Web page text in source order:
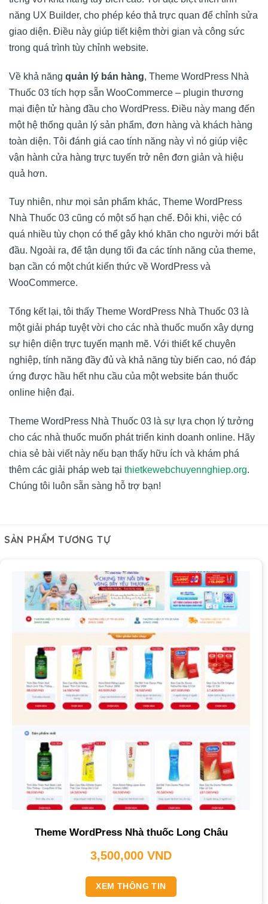
năng UX Builder, cho phép kéo thả trực quan để chỉnh sửa
giao diện. Điều này giúp tiết kiệm thời gian và công sức
trong quá trình tùy chỉnh website.
Về khả năng quản lý bán hàng, Theme WordPress Nhà
Thuốc 03 tích hợp sẵn WooCommerce – plugin thương
mại điện tử hàng đầu cho WordPress. Điều này mang đến
một hệ thống quản lý sản phẩm, đơn hàng và khách hàng
toàn diện. Tôi đánh giá cao tính năng này vì nó giúp việc
vận hành cửa hàng trực tuyến trở nên đơn giản và hiệu
quả hơn.
Tuy nhiên, như mọi sản phẩm khác, Theme WordPress
Nhà Thuốc 03 cũng có một số hạn chế. Đôi khi, việc có
quá nhiều tùy chọn có thể gây khó khăn cho người mới bắt
đầu. Ngoài ra, để tận dụng tối đa các tính năng của theme,
bạn cần có một chút kiến thức về WordPress và
WooCommerce.
Tổng kết lại, tôi thấy Theme WordPress Nhà Thuốc 03 là
một giải pháp tuyệt vời cho các nhà thuốc muốn xây dựng
sự hiện diện trực tuyến mạnh mẽ. Với thiết kế chuyên
nghiệp, tính năng đầy đủ và khả năng tùy biến cao, nó đáp
ứng được hầu hết nhu cầu của một website bán thuốc
online hiện đại.
Theme WordPress Nhà Thuốc 03 là sự lựa chọn lý tưởng
cho các nhà thuốc muốn phát triển kinh doanh online. Hãy
chia sẻ bài viết này nếu bạn thấy hữu ích và khám phá
thêm các giải pháp web tại thietkewebchuyennghiep.org.
Chúng tôi luôn sẵn sàng hỗ trợ bạn!
SẢN PHẨM TƯƠNG TỰ
Theme WordPress Nhà thuốc Long Châu
3,500,000 VND
XEM THÔNG TIN